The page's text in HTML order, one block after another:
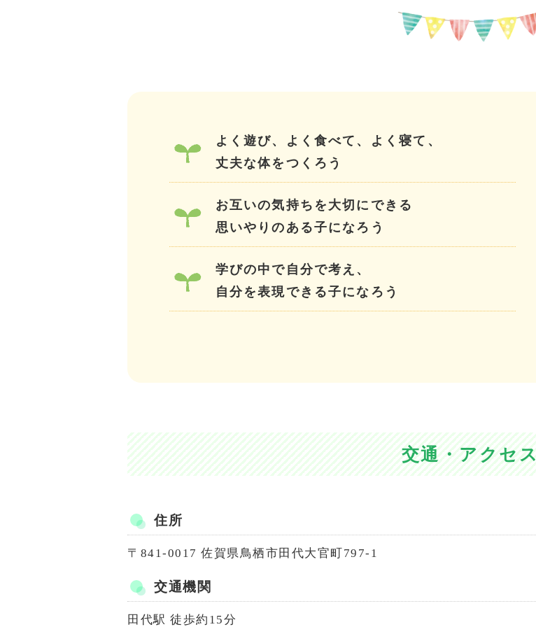
よく遊び、よく食べて、よく寝て、
丈夫な体をつくろう
お互いの気持ちを大切にできる
思いやりのある子になろう
学びの中で自分で考え、
自分を表現できる子になろう
交通・アクセス
住所
〒841-0017 佐賀県鳥栖市田代大官町797-1
交通機関
田代駅 徒歩約15分